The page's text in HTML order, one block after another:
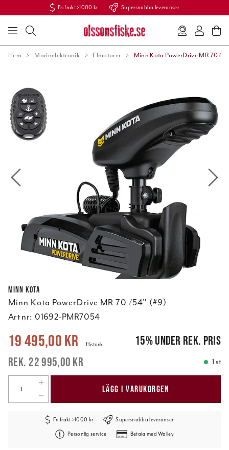
Fri frakt >1000 kr Supersnabba leveranser
Hem Marinelektronik Elmotorer Minn Kota PowerDrive MR 70 /
Minn Kota
Minn Kota PowerDrive MR 70 /54" (#9)
Art nr: 01692-PMR7054
Nuvarande pris:19 495,00 kr 22 995,00 kr
19 495,00 kr
22 995,00 kr
Historik 15%under rek. pris
1 st
LÄGG I VARUKORGEN
Fri frakt >1000 kr Supersnabba leveranser
Personlig service Betala med Walley